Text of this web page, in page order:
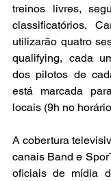
treinos livres,
classificatórios.
utilizarão quatro
qualifying, cada
dos pilotos de
está marcada
locais (9h no
A cobertura
canais Band e
oficiais de mídia